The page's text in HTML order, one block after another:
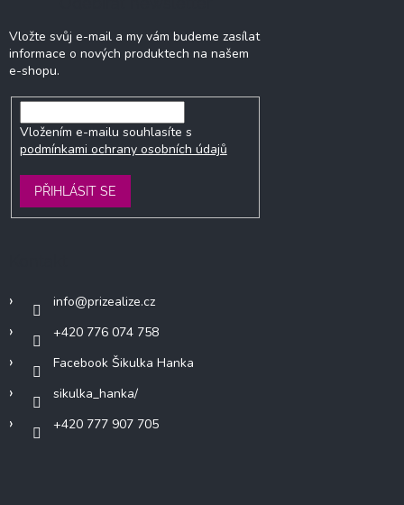
Vložte svůj e-mail a my vám budeme zasílat
informace o nových produktech na našem
e-shopu.
Vložením e-mailu souhlasíte s
podmínkami ochrany osobních údajů
PŘIHLÁSIT SE
info@prizealize.cz
+420 776 074 758
Facebook Šikulka Hanka
sikulka_hanka/
+420 777 907 705